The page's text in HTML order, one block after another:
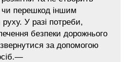
чи перешкод іншим
У разі потреби,
безпеки дорожнього
за допомогою